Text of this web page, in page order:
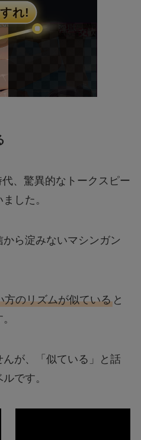
、驚異的なトークスピー
した。
ら淀みないマシンガン
方のリズムが似ていると
が、「似ている」と話
です。